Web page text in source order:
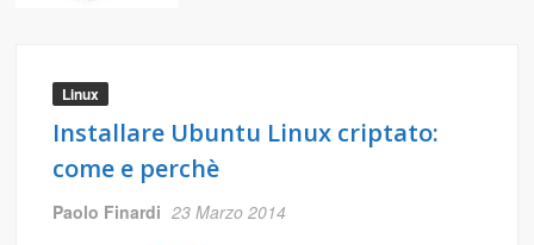
Linux
Installare Ubuntu Linux criptato:
come e perchè
Paolo Finardi 23 Marzo 2014